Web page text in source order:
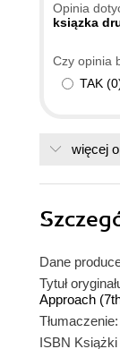
Opinia
ksiązka
Czy opinia
TAK (0
więcej
Dane
Tytuł
Approach
Tłumaczenie:
ISBN